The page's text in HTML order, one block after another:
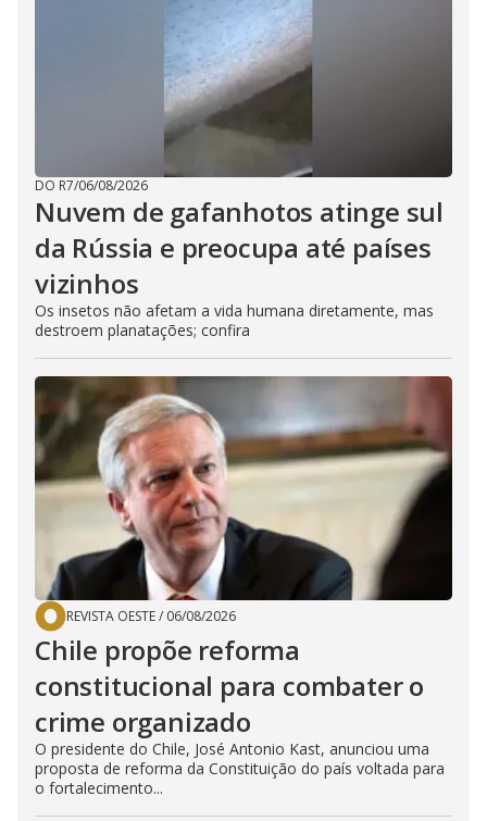
DO R7/06/08/2026
Nuvem de gafanhotos atinge sul
da Rússia e preocupa até países
vizinhos
Os insetos não afetam a vida humana diretamente, mas
destroem planatações; confira
REVISTA OESTE/ 06/08/2026
Chile propõe reforma
constitucional para combater o
crime organizado
O presidente do Chile, José Antonio Kast, anunciou uma
proposta de reforma da Constituição do país voltada para
o fortalecimento...